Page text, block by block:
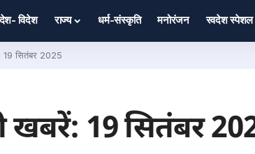
विदेश राज्य धर्म-संस्कृति मनोरंजन स्वदेश स्पेशल
19 सितंबर 2025
खबरें: 19 सितंबर